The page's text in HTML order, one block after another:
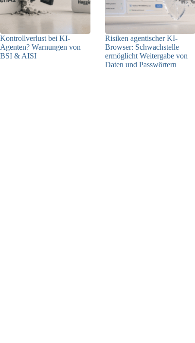
Kontrollverlust bei KI-
Agenten? Warnungen von
BSI & AISI
Risiken agentischer KI-
Browser: Schwachstelle
ermöglicht Weitergabe von
Daten und Passwörtern